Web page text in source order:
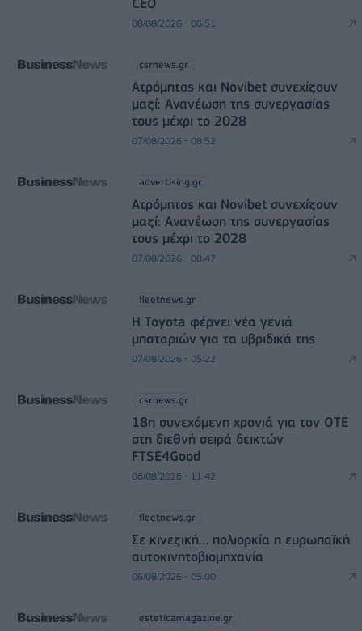
CEO
08/08/2026 - 06:51
csrnews.gr
Ατρόμητος και Novibet συνεχίζουν
μαζί: Ανανέωση της συνεργασίας
τους μέχρι το 2028
07/08/2026 - 08:52
advertising.gr
Ατρόμητος και Novibet συνεχίζουν
μαζί: Ανανέωση της συνεργασίας
τους μέχρι το 2028
07/08/2026 - 08:47
fleetnews.gr
Η Toyota φέρνει νέα γενιά
μπαταριών για τα υβριδικά της
07/08/2026 - 05:22
csrnews.gr
18η συνεχόμενη χρονιά για τον ΟΤΕ
στη διεθνή σειρά δεικτών
FTSE4Good
06/08/2026 - 11:42
fleetnews.gr
Σε κινεζική… πολιορκία η ευρωπαϊκή
αυτοκινητοβιομηχανία
06/08/2026 - 05:00
esteticamagazine.gr